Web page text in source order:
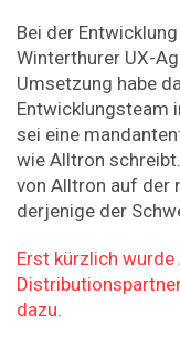
Bei der
Winterthurer UX-
Umsetzung habe
Entwicklungsteam
sei eine
wie Alltron
von Alltron auf der
derjenige der
Erst kürzlich
dazu.